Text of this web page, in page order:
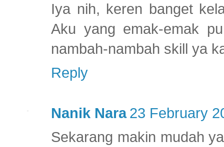
Iya nih, keren banget
Aku yang emak-emak
nambah-nambah skill ya
Reply
Nanik Nara 23 February
Sekarang makin mudah